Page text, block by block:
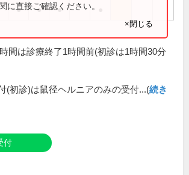
● ● ●
に直接ご確認ください。
×閉じる
間は診療終了1時間前(初診は1時間30分
(初診)は鼠径ヘルニアのみの受付...(続き
付